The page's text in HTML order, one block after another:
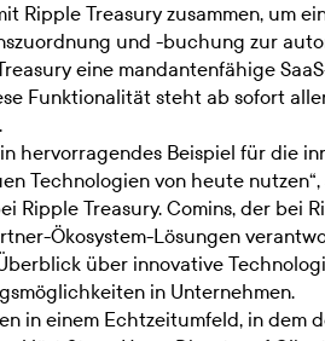
Ripple Treasury zusammen, um
und -buchung zur
eine mandantenfähige
Funktionalität steht ab sofort
hervorragendes Beispiel für die
Technologien von heute
Ripple Treasury. Comins, der bei
Ökosystem-Lösungen
über innovative
in Unternehmen.
in einem Echtzeitumfeld, in dem